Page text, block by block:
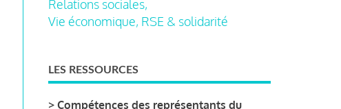
Relations sociales,
Vie économique, RSE & solidarité
LES RESSOURCES
> Compétences des représentants du